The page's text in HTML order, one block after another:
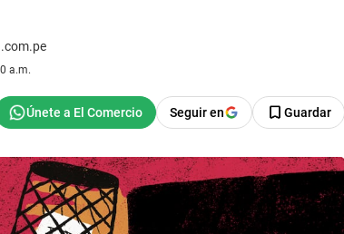
a.m.
Seguir en Guardar